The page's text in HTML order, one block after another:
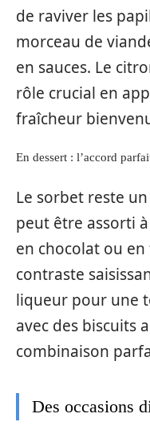
de raviver les
morceau de
en sauces. Le
rôle crucial en
fraîcheur
En dessert : l’accord
Le sorbet reste
peut être assorti
en chocolat ou
contraste
liqueur pour une
avec des biscuits
combinaison
Des occasions